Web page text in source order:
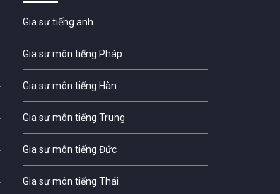
Gia sư tiếng anh
Gia sư môn tiếng Pháp
Gia sư môn tiếng Hàn
Gia sư môn tiếng Trung
Gia sư môn tiếng Đức
Gia sư môn tiếng Thái